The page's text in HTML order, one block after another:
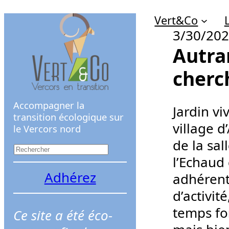
Aller
Accompagner la
transition écologique sur
le Vercors nord
R
e
e
Adhérez
Ce site a été éco-
Vert&Co
3/30/
Jardin
village
de la
temps